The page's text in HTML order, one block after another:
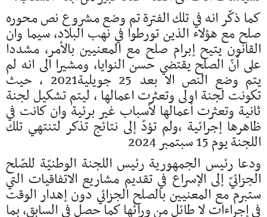
كما ذكّر انه في تلك الفترة تم وضع مشروع نص محوره
صلح مع هؤلاء الذين تورطوا في نهب البلاد، سيما وان
القانون يتيح إبرام صلح مع المعنيين بالأمر، مشددا
على أنّ الصلح يقتضي حسن النوايا، ومشيرا الى انه لم
يتم وضع النص الا بعد 25 جويلية2021 ، حيث
تكونت لجنة اولى وتعثرت اعمالها ، ليتم تشكيل لجنة
ثانية وتعثرت أعمالها لأسباب غير برئية وان كانت في
ظاهرها إجرائية ،ولم تؤدّ إلى نتائج تذكر لتنتهي تلك
اللجنة يوم 15 سبتمبر 2024
ودعا رئيس الجمهورية رئيس اللجنة الوطنيّة للصّلح
الجزائيّ إلى الإسراع في تقديم مشاريع الاتفاقيات التي
ستبرم مع المعنيين بالصلح الجزائي دون إهدار الوقت
في إجراءات لا طائل من ورائها كما حصل في السابق، بما